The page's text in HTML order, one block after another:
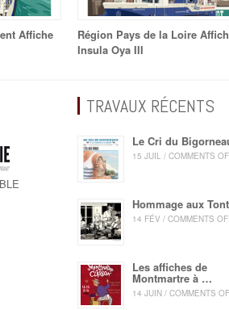
Affiche
Région Pays de la Loire
Insula Oya III
TRAVAUX RÉCENTS
Le Cri du
15 JUIL / COMMENTS
Hommage aux
14 FÉV / COMMENTS
Les affiches de
Montmartre à …
14 JUIN / COMMENTS